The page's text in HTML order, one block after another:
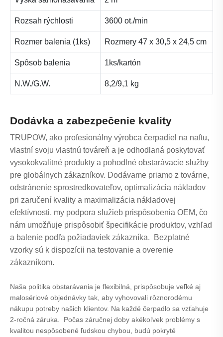
Rozsah rýchlosti 3600 ot./min
Rozmer balenia (1ks) Rozmery 47 x 30,5 x 24,5 cm
Spôsob balenia 1ks/kartón
N.W./G.W. 8,2/9,1 kg
Dodávka a zabezpečenie kvality
TRUPOW, ako profesionálny výrobca čerpadiel na naftu,
vlastní svoju vlastnú továreň a je odhodlaná poskytovať
vysokokvalitné produkty a pohodlné obstarávacie služby
pre globálnych zákazníkov. Dodávame priamo z továrne,
odstránenie sprostredkovateľov, optimalizácia nákladov
pri zaručení kvality a maximalizácia nákladovej
efektívnosti. my podpora služieb prispôsobenia OEM, čo
nám umožňuje prispôsobiť špecifikácie produktov, vzhľad
a balenie podľa požiadaviek zákazníka. Bezplatné
vzorky sú k dispozícii na testovanie a overenie
zákazníkom.
Naša politika obstarávania je flexibilná, prispôsobuje veľké aj
malosériové objednávky tak, aby vyhovovali rôznorodému
nákupu potreby našich klientov. Na každé čerpadlo sa vzťahuje
2-ročná záruka. Počas záručnej doby akékoľvek problémy s
kvalitou nespôsobené ľudskou chybou, budú pokryté